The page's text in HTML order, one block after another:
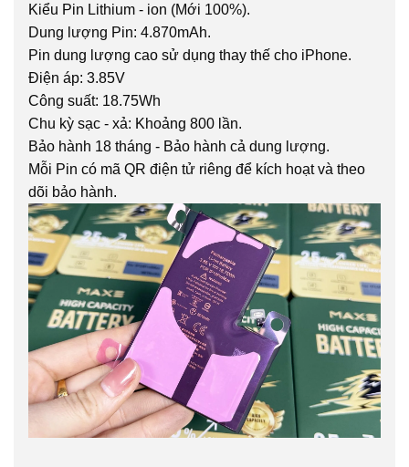
Kiểu Pin Lithium - ion (Mới 100%).
Dung lượng Pin: 4.870mAh.
Pin dung lượng cao sử dụng thay thế cho iPhone.
Điện áp: 3.85V
Công suất: 18.75Wh
Chu kỳ sạc - xả: Khoảng 800 lần.
Bảo hành 18 tháng - Bảo hành cả dung lượng.
Mỗi Pin có mã QR điện tử riêng để kích hoạt và theo
dõi bảo hành.